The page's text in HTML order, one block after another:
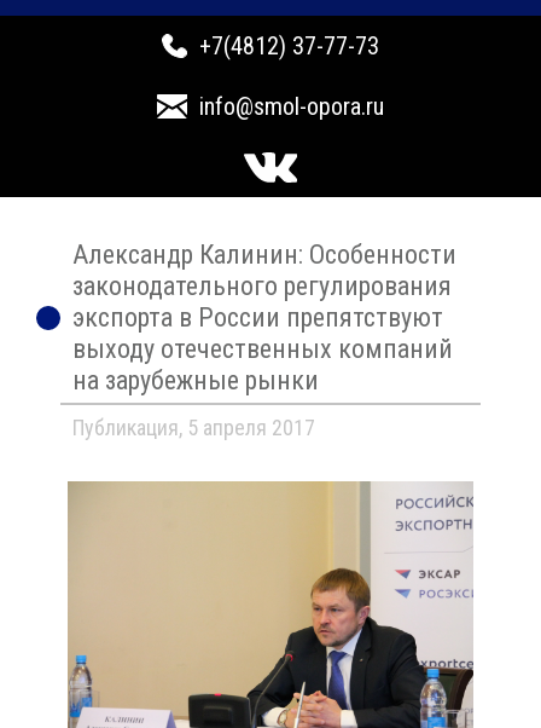
+7(4812) 37-77-73
info@smol-opora.ru
Александр Калинин: Особенности
законодательного регулирования
экспорта в России препятствуют
выходу отечественных компаний
на зарубежные рынки
Публикация, 5 апреля 2017